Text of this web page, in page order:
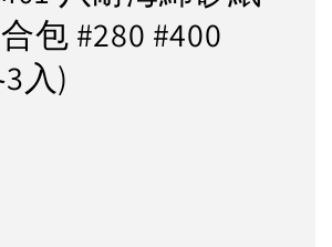
包 #280 #400
入)